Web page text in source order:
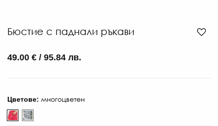
Бюстие с паднали ръкави
49.00 € / 95.84 лв.
Цветове: многоцветен